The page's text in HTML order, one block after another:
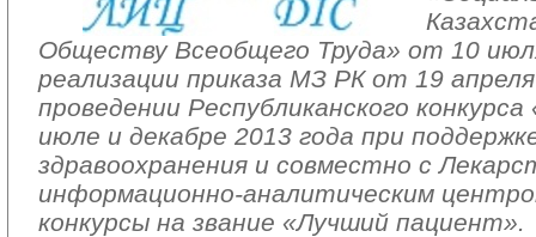
Обществу Всеобщего Труда» от 10
реализации приказа МЗ РК от 19
проведении Республиканского
июле и декабре 2013 года при
здравоохранения и совместно с
информационно-аналитическим
конкурсы на звание «Лучший пациент».